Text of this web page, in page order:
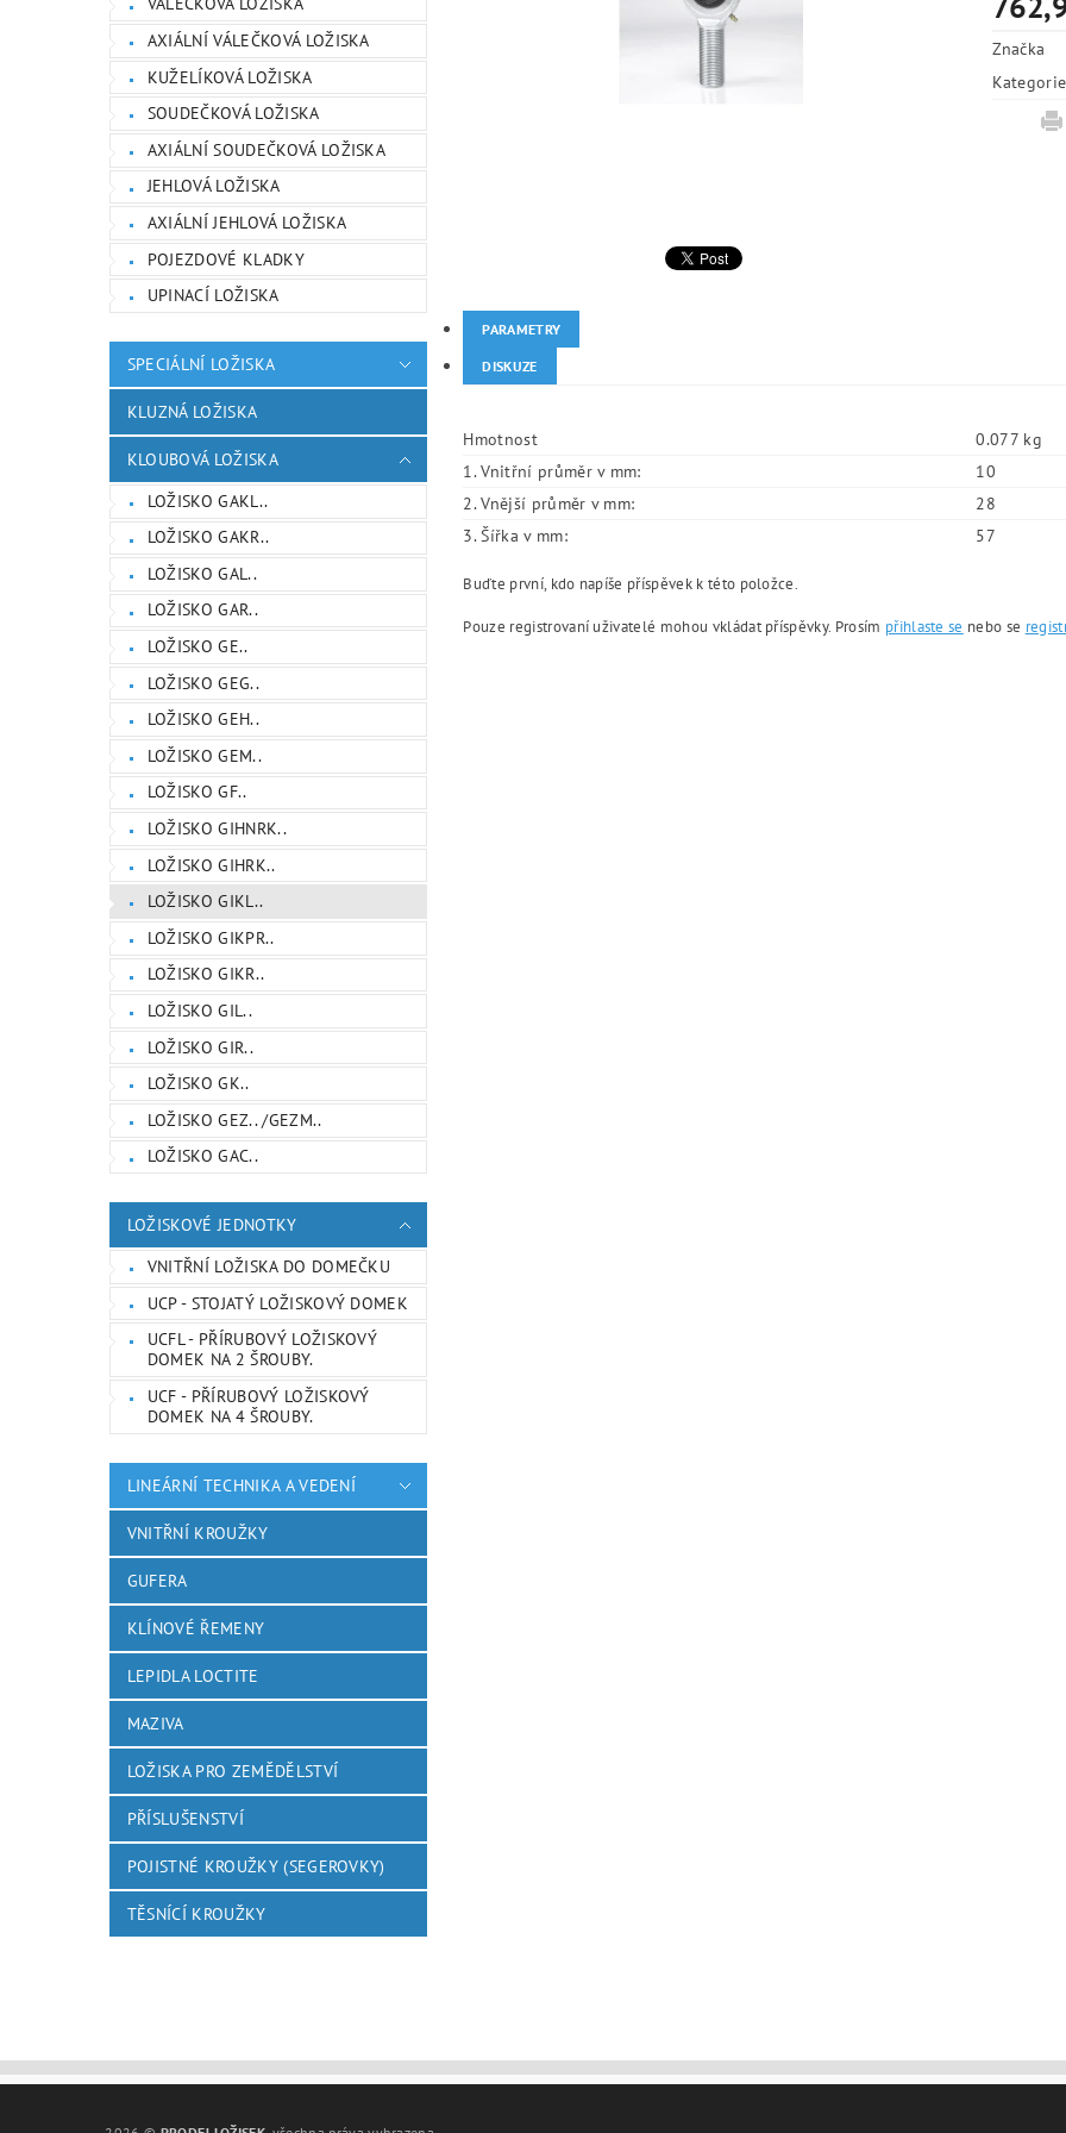
AXIÁLNÍ VÁLEČKOVÁ LOŽISKA
KUŽELÍKOVÁ LOŽISKA
SOUDEČKOVÁ LOŽISKA
AXIÁLNÍ SOUDEČKOVÁ LOŽISKA
JEHLOVÁ LOŽISKA
AXIÁLNÍ JEHLOVÁ LOŽISKA
POJEZDOVÉ KLADKY
UPINACÍ LOŽISKA
SPECIÁLNÍ LOŽISKA
KLUZNÁ LOŽISKA
KLOUBOVÁ LOŽISKA
LOŽISKO GAKL..
LOŽISKO GAKR..
LOŽISKO GAL..
LOŽISKO GAR..
LOŽISKO GE..
LOŽISKO GEG..
LOŽISKO GEH..
LOŽISKO GEM..
LOŽISKO GF..
LOŽISKO GIHNRK..
LOŽISKO GIHRK..
LOŽISKO GIKL..
LOŽISKO GIKPR..
LOŽISKO GIKR..
LOŽISKO GIL..
LOŽISKO GIR..
LOŽISKO GK..
LOŽISKO GEZ.. /GEZM..
LOŽISKO GAC..
LOŽISKOVÉ JEDNOTKY
VNITŘNÍ LOŽISKA DO DOMEČKU
UCP - STOJATÝ LOŽISKOVÝ DOMEK
UCFL - PŘÍRUBOVÝ LOŽISKOVÝ
DOMEK NA 2 ŠROUBY.
UCF - PŘÍRUBOVÝ LOŽISKOVÝ
DOMEK NA 4 ŠROUBY.
LINEÁRNÍ TECHNIKA A VEDENÍ
VNITŘNÍ KROUŽKY
GUFERA
KLÍNOVÉ ŘEMENY
LEPIDLA LOCTITE
MAZIVA
LOŽISKA PRO ZEMĚDĚLSTVÍ
PŘÍSLUŠENSTVÍ
POJISTNÉ KROUŽKY (SEGEROVKY)
TĚSNÍCÍ KROUŽKY
Značka
Kategorie
PARAMETRY
DISKUZE
Hmotnost
0.077 kg
1. Vnitřní průměr v mm:
10
2. Vnější průměr v mm:
28
3. Šířka v mm:
57
Buďte první, kdo napíše příspěvek k této položce.
Pouze registrovaní uživatelé mohou vkládat příspěvky. Prosím přihlaste se nebo se